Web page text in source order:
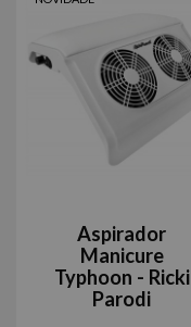
Aspirador
Manicure
Typhoon - Ricki
Parodi